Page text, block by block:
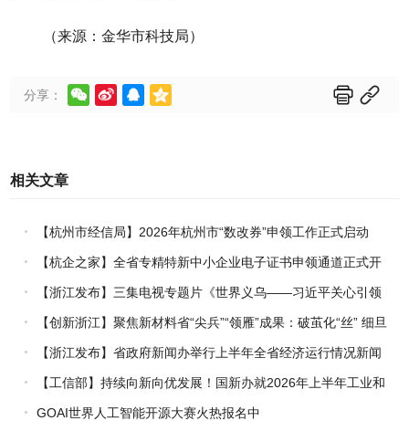
（来源：金华市科技局）
分享：      
相关文章
【杭州市经信局】2026年杭州市“数改券”申领工作正式启动
【杭企之家】全省专精特新中小企业电子证书申领通道正式开
通
【浙江发布】三集电视专题片《世界义乌——习近平关心引领
义乌发展》热播上线
【创新浙江】聚焦新材料省“尖兵”“领雁”成果：破茧化“丝” 细旦
PPS纤维的国产突围战
【浙江发布】省政府新闻办举行上半年全省经济运行情况新闻
发布会【工信部】持续向新向优发展！国新办就2026年上半年工业和
信息化发展情况举行新闻发布会
GOAI世界人工智能开源大赛火热报名中